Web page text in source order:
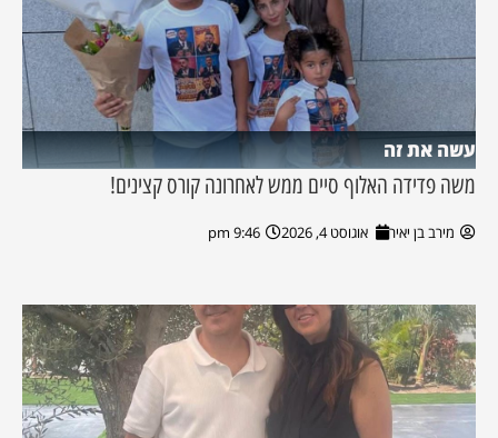
עשה את זה
משה פדידה האלוף סיים ממש לאחרונה קורס קצינים!
מירב בן יאיר אוגוסט 4, 2026 9:46 pm